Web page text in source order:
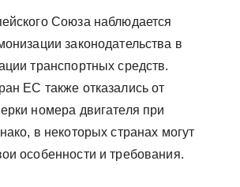
Союза наблюдается
законодательства в
транспортных средств.
ЕС также отказались от
номера двигателя при
в некоторых странах могут
особенности и требования.